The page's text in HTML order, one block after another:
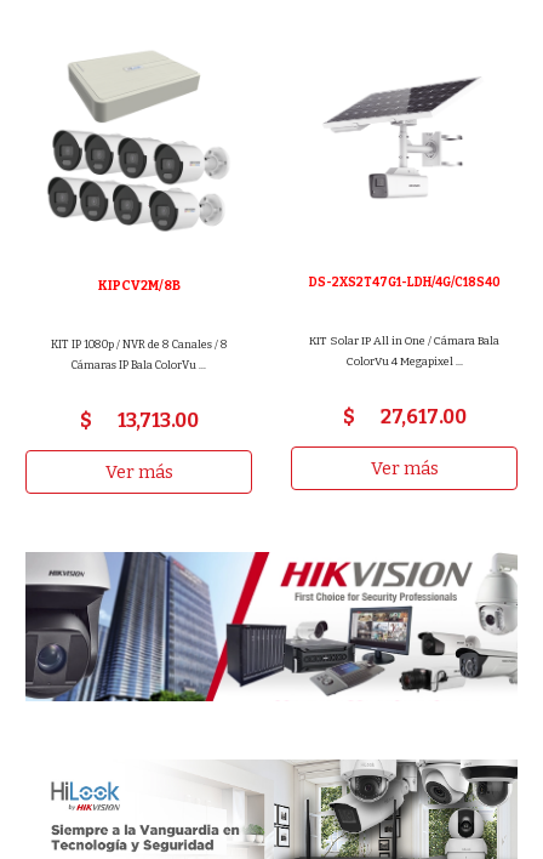
KIPCV2M/8B
KIT IP 1080p / NVR de 8 Canales / 8
Cámaras IP Bala ColorVu ...
$ 13,713.00
Ver más
DS-2XS2T47G1-LDH/4G/C18S40
KIT Solar IP All in One / Cámara Bala
ColorVu 4 Megapixel ...
$ 27,617.00
Ver más